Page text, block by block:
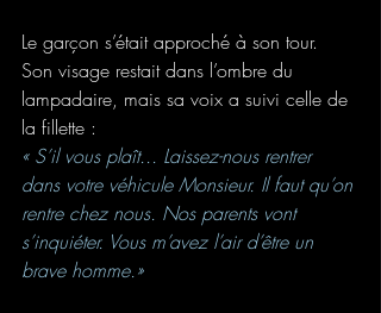
Le garçon s’était approché à son tour.
Son visage restait dans l’ombre du
lampadaire, mais sa voix a suivi celle de
la fillette :
« S’il vous plaît... Laissez-nous rentrer
dans votre véhicule Monsieur. Il faut qu’on
rentre chez nous. Nos parents vont
s’inquiéter. Vous m’avez l’air d’être un
brave homme.»